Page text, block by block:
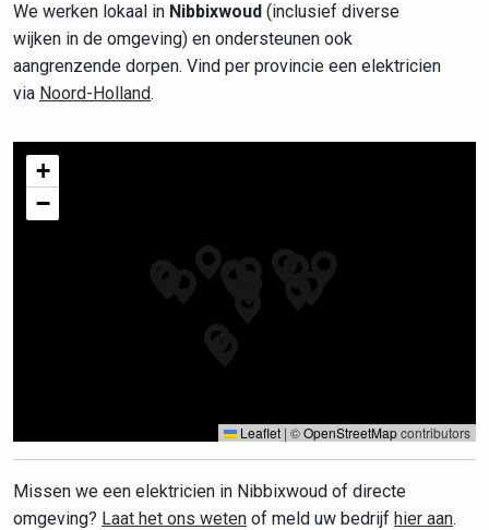
We werken lokaal in Nibbixwoud (inclusief diverse
wijken in de omgeving) en ondersteunen ook
aangrenzende dorpen. Vind per provincie een elektricien
via Noord-Holland.
+
−
Leaflet | ©OpenStreetMapcontributors
Missen we een elektricien in Nibbixwoud of directe
omgeving? Laat het ons weten of meld uw bedrijf hier aan.